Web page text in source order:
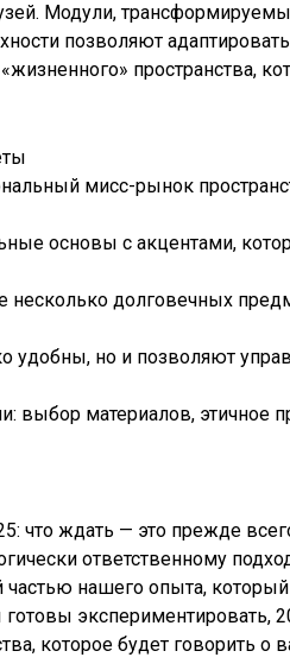
Модули,
позволяют
пространства,
мисс-рынок
основы с акцентами,
несколько долговечных
удобны, но и позволяют
выбор материалов, этичное
что ждать — это прежде
ответственному
частью нашего опыта,
экспериментировать,
которое будет говорить о